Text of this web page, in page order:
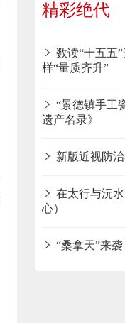
精彩绝代
数读“十五五
样“量质齐升”
“景德镇手工
遗产名录》
新版近视防
在太行与沅
心）
“桑拿天”来